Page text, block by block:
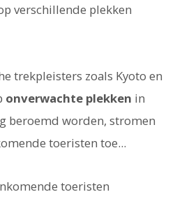
verschillende plekken
trekpleisters zoals Kyoto en
onverwachte plekken in
beroemd worden, stromen
toeristen toe...
toeristen